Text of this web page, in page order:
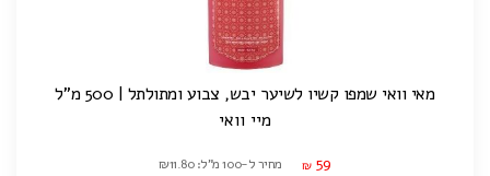
מאי וואי שמפו קשיו לשיער יבש, צבוע ומתולתל | 500 מ"ל
מיי וואי
₪ 59 מחיר ל-100 מ"ל: ₪11.80